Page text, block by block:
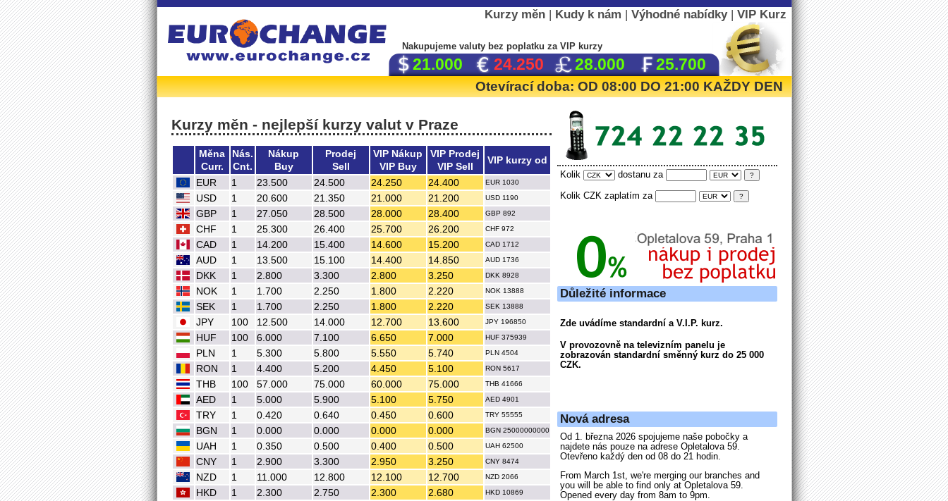
Kurzy měn| Kudy k nám | Výhodné nabídky| VIP Kurz
Nakupujeme valuty bez poplatku za VIP kurzy
21.000 24.250 28.000 25.700
Otevírací doba: OD 08:00 DO 21:00 KAŽDY DEN
Kurzy měn - nejlepší kurzy valut v Praze
Měna
Curr.
Nás.
Cnt.
Nákup
Buy
Prodej
Sell
VIP Nákup
VIP Buy
VIP Prodej
VIP Sell
VIP kurzy od
EUR
1 23.500 24.500 24.250 24.400 EUR 1030
USD 1 20.600 21.350 21.000 21.200 USD 1190
GBP 1 27.050 28.500 28.000 28.400 GBP 892
CHF 1 25.300 26.400 25.700 26.200 CHF 972
CAD 1 14.200 15.400 14.600 15.200 CAD 1712
AUD 1 13.500 15.100 14.400 14.850 AUD 1736
DKK 1 2.800 3.300 2.800 3.250 DKK 8928
NOK 1 1.700 2.250 1.800 2.220 NOK 13888
SEK 1 1.700 2.250 1.800 2.220 SEK 13888
JPY 100 12.500 14.000 12.700 13.600 JPY 196850
HUF 100 6.000 7.100 6.650 7.000 HUF 375939
PLN 1 5.300 5.800 5.550 5.740 PLN 4504
RON 1 4.400 5.200 4.450 5.100 RON 5617
THB 100 57.000 75.000 60.000 75.000 THB 41666
AED 1 5.000 5.900 5.100 5.750 AED 4901
TRY 1 0.420 0.640 0.450 0.600 TRY 55555
BGN 1 0.000 0.000 0.000 0.000 BGN 25000000000
UAH 1 0.350 0.500 0.400 0.500 UAH 62500
CNY 1 2.900 3.300 2.950 3.250 CNY 8474
NZD 1 11.000 12.800 12.100 12.700 NZD 2066
HKD 1 2.300 2.750 2.300 2.680 HKD 10869
Kolik
dostanu za
Kolik CZK zaplatím za
Důležité informace
Zde uvádíme standardní a V.I.P. kurz.
V provozovně na televizním panelu je
zobrazován standardní směnný kurz do 25 000
CZK.
Nová adresa
Od 1. března 2026 spojujeme naše pobočky a
najdete nás pouze na adrese Opletalova 59.
Otevřeno každý den od 08 do 21 hodin.
From March 1st, we're merging our branches and
you will be able to find only at Opletalova 59.
Opened every day from 8am to 9pm.